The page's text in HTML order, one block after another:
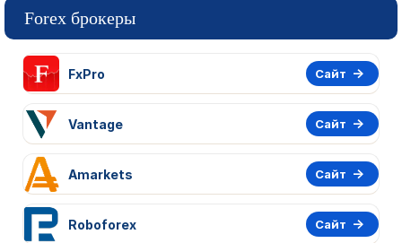
Forex брокеры
FxPro Сайт
Vantage Сайт
Amarkets Сайт
Roboforex Сайт